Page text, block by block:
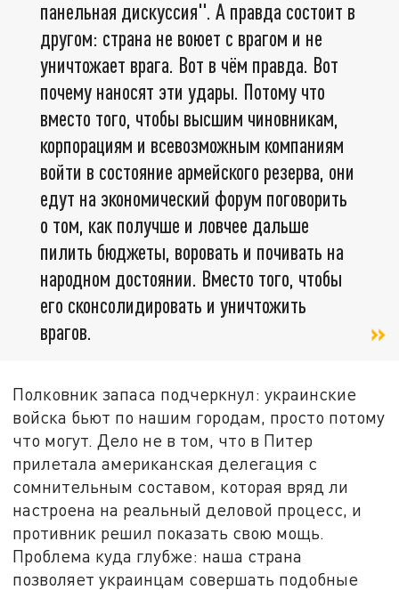
панельная дискуссия". А правда состоит в
другом: страна не воюет с врагом и не
уничтожает врага. Вот в чём правда. Вот
почему наносят эти удары. Потому что
вместо того, чтобы высшим чиновникам,
корпорациям и всевозможным компаниям
войти в состояние армейского резерва, они
едут на экономический форум поговорить
о том, как получше и ловчее дальше
пилить бюджеты, воровать и почивать на
народном достоянии. Вместо того, чтобы
его сконсолидировать и уничтожить
врагов.
Полковник запаса подчеркнул: украинские
войска бьют по нашим городам, просто потому
что могут. Дело не в том, что в Питер
прилетала американская делегация с
сомнительным составом, которая вряд ли
настроена на реальный деловой процесс, и
противник решил показать свою мощь.
Проблема куда глубже: наша страна
позволяет украинцам совершать подобные